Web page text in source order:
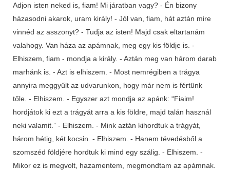
Adjon isten neked is, fiam! Mi járatban vagy? - Én bizony
házasodni akarok, uram király! - Jól van, fiam, hát aztán mire
vinnéd az asszonyt? - Tudja az isten! Majd csak eltartanám
valahogy. Van háza az apámnak, meg egy kis földje is. -
Elhiszem, fiam - mondja a király. - Aztán meg van három darab
marhánk is. - Azt is elhiszem. - Most nemrégiben a trágya
annyira meggyűlt az udvarunkon, hogy már nem is fértünk
tőle. - Elhiszem. - Egyszer azt mondja az apánk: “Fiaim!
hordjátok ki ezt a trágyát arra a kis földre, majd talán használ
neki valamit.” - Elhiszem. - Mink aztán kihordtuk a trágyát,
három hétig, két kocsin. - Elhiszem. - Hanem tévedésből a
szomszéd földjére hordtuk ki mind egy szálig. - Elhiszem. -
Mikor ez is megvolt, hazamentem, megmondtam az apámnak.